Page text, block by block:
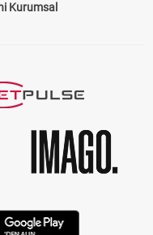
Kurumsal